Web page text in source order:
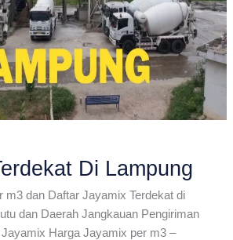
Di Lampung
m3 dan Daftar Jayamix Terdekat di
dan Daerah Jangkauan Pengiriman
Jayamix Harga Jayamix per m3 –